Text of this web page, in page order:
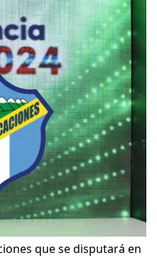
que se disputará en